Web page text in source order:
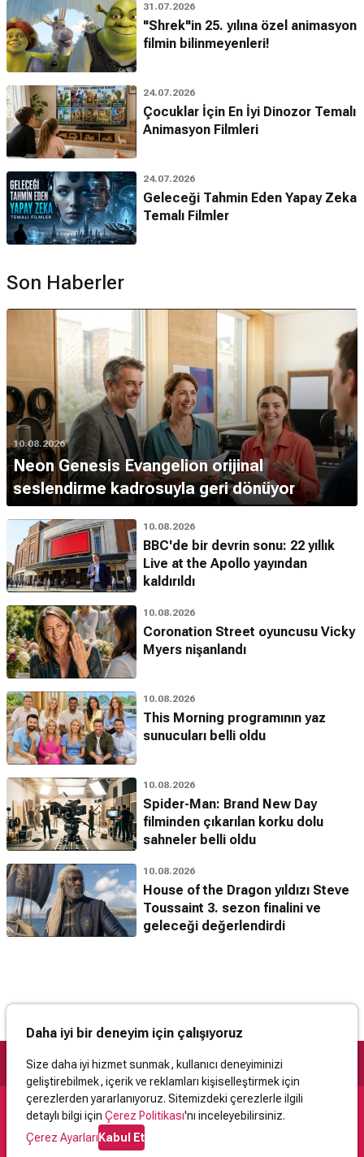
31.07.2026
"Shrek"in 25. yılına özel animasyon
filmin bilinmeyenleri!
24.07.2026
Çocuklar İçin En İyi Dinozor Temalı
Animasyon Filmleri
24.07.2026
Geleceği Tahmin Eden Yapay Zeka
Temalı Filmler
Son Haberler
10.08.2026
Neon Genesis Evangelion orijinal
seslendirme kadrosuyla geri dönüyor
10.08.2026
BBC'de bir devrin sonu: 22 yıllık
Live at the Apollo yayından
kaldırıldı
10.08.2026
Coronation Street oyuncusu Vicky
Myers nişanlandı
10.08.2026
This Morning programının yaz
sunucuları belli oldu
10.08.2026
Spider-Man: Brand New Day
filminden çıkarılan korku dolu
sahneler belli oldu
10.08.2026
House of the Dragon yıldızı Steve
Toussaint 3. sezon finalini ve
geleceği değerlendirdi
Daha iyi bir deneyim için çalışıyoruz
Size daha iyi hizmet sunmak, kullanıcı deneyiminizi
geliştirebilmek, içerik ve reklamları kişiselleştirmek için
çerezlerden yararlanıyoruz. Sitemizdeki çerezlerle ilgili
detaylı bilgi için Çerez Politikası'nı inceleyebilirsiniz.
Çerez AyarlarıKabul Et
Destek
İletişimYardımKullanıcı Sözleşmesi